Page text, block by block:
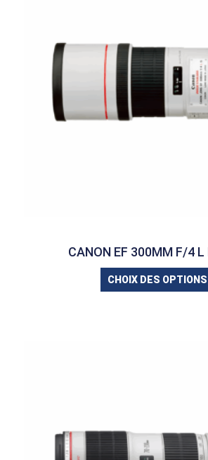
CANON EF 300MM F/4 L
CHOIX DES OPTIONS